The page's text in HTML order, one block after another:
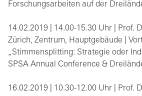
Forschungsarbeiten auf der
14.02.2019 | 14.00-15.30 Uhr | Prof.
Zürich, Zentrum, Hauptgebäude |
„Stimmensplitting: Strategie oder
SPSA Annual Conference &
16.02.2019 | 10.30-12.00 Uhr | Prof.